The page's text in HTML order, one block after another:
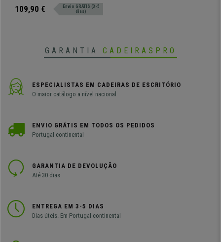
destacar o seu design simples e
prático.
109,90 €
Envio GRÁTIS (3-5
dias)
GARANTIA CADEIRASPRO
ESPECIALISTAS EM CADEIRAS DE ESCRITÓRIO
O maior catálogo a nível nacional
ENVIO GRÁTIS EM TODOS OS PEDIDOS
Portugal continental
GARANTIA DE DEVOLUÇÃO
Até 30 dias
ENTREGA EM 3-5 DIAS
Dias úteis. Em Portugal continental